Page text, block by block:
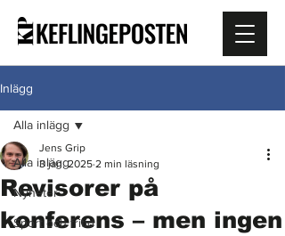
Inlägg
Alla inlägg
Nyheter
Sport och fritid
Alla inlägg
Revisorer på
konferens – men ingen
Jens Grip
3 jan. 2025 2 min läsning